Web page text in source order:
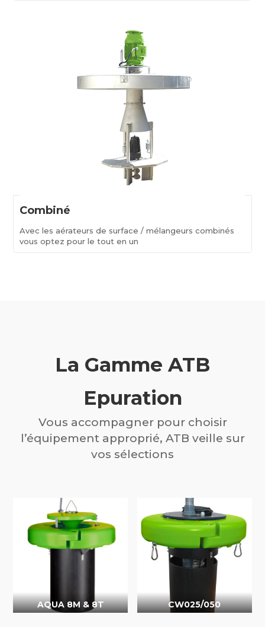
Combiné
Avec les aérateurs de surface / mélangeurs combinés
vous optez pour le tout en un
La Gamme ATB
Epuration
Vous accompagner pour choisir
l’équipement approprié, ATB veille sur
vos sélections
AQUA 8M & 8T CW025/050